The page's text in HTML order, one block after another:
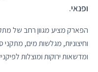
ופנאי.
הפארק מציע מגוון רחב של
וחיצוניות, מגלשות מים, מתקני
ומדשאות ירוקות ומוצלות